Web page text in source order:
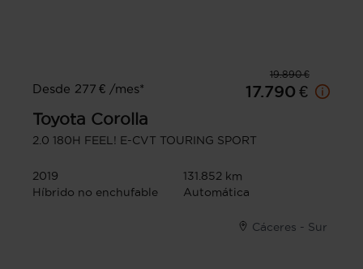
19.890 €
Desde 277 € /mes*
17.790 €
Toyota Corolla
2.0 180H FEEL! E-CVT TOURING SPORT
2019
131.852 km
Híbrido no enchufable
Automática
Cáceres - Sur